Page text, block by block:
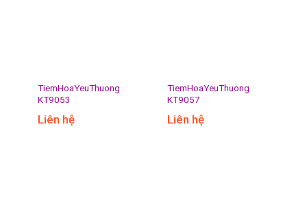
TiemHoaYeuThuong
KT9053
Liên hệ
TiemHoaYeuThuong
KT9057
Liên hệ